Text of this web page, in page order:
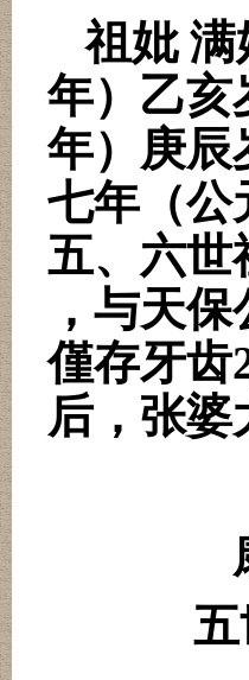
祖妣 满
年）乙亥
年）庚辰
七年（公
五、六世
，与天
僅存牙齿
后，张